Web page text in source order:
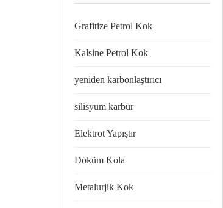
Grafitize Petrol Kok
Kalsine Petrol Kok
yeniden karbonlaştırıcı
silisyum karbür
Elektrot Yapıştır
Döküm Kola
Metalurjik Kok